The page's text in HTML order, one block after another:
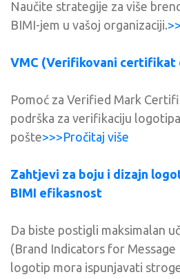
Naučite strategije za više
BIMI-jem u vašoj organizaciji.
VMC (Verifikovani certifikat
Pomoć za Verified Mark
podrška za verifikaciju
pošte>>>Pročitaj više
Zahtjevi za boju i dizajn
BIMI efikasnost
Da biste postigli maksimalan
(Brand Indicators for
logotip mora ispunjavati